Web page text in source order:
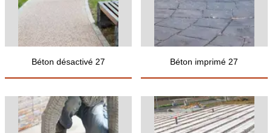
Béton désactivé 27 Béton imprimé 27